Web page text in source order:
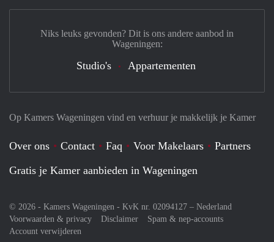
Op Kamers Wageningen vind en verhuur je makkelijk je Kamer
Over ons Contact Faq Voor Makelaars
Partners
Gratis je Kamer aanbieden in Wageningen
© 2026 - Kamers Wageningen - KvK nr. 02094127 – Nederland
Voorwaarden & privacy
Disclaimer
Spam & nep-accounts
Account verwijderen
Niks leuks gevonden? Dit is ons andere aanbod in
Wageningen:
Studio's Appartementen